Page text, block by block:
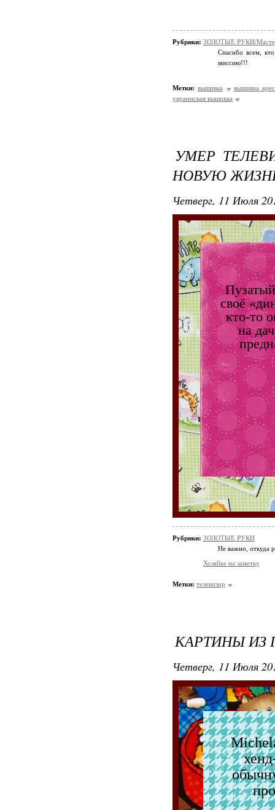
Рубрики: ЗОЛОТЫЕ РУКИ/
Спасибо всем,
миссию!!!
Метки: вышивка
вышивка
украинская вышивка
УМЕР
НОВУЮ
Четверг, 11 Июля
своё
кто-то
на
Рубрики: ЗОЛОТЫЕ РУКИ
Не важно, откуда
Хозяйке на заметку
Метки: телевизор
КАРТИНЫ ИЗ
Четверг, 11 Июля